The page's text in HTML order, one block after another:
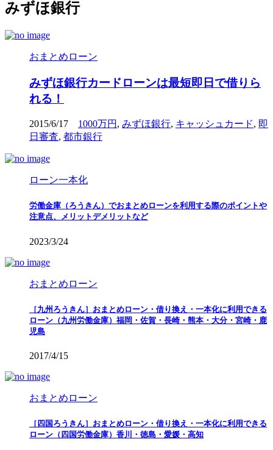
みずほ銀行
おまとめローン
みずほ銀行カードローンは最短即日で借りら
れる！
2015/6/17 1000万円 , みずほ銀行, キャッシュカード, 即
日審査, 都市銀行
ローン一本化
労働金庫（ろうきん）でおまとめローンを利用する際のポイントや
注意点、メリットデメリットなど
2023/3/24
おまとめローン
［九州ろうきん］おまとめローン・借り換え・一本化に利用できる
ローン（九州労働金庫）福岡・佐賀・長崎・熊本・大分・宮崎・鹿
児島
2017/4/15
おまとめローン
［四国ろうきん］おまとめローン・借り換え・一本化に利用できる
ローン（四国労働金庫）香川・徳島・愛媛・高知